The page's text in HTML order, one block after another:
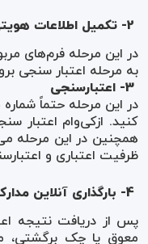
2- تکمیل اطلاعات هویتی
در این مرحله فرم‌های
به مرحله اعتبار سنجی
3- اعتبارسنجی
در این مرحله حتماً
کنید. از‌کی‌وام اعتبار
همچنین در این مرحله
ظرفیت اعتباری و
4- بارگذاری آنلاین مدارک
پس از دریافت نتیجه
معوق یا چک برگشتی،